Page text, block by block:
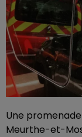
Une
Meurthe-et-